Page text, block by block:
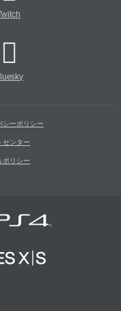
シーポリシー
センター
ポリシー